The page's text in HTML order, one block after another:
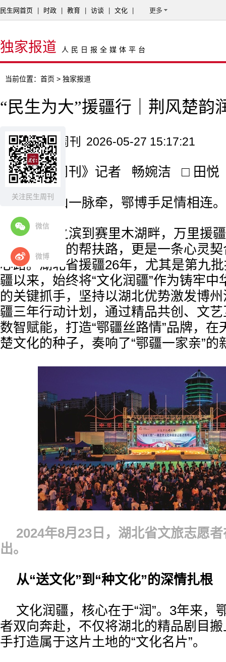
关注民生周刊
微信
微博
民生网首页 时政 教育 访谈 文化 更多
独家报道 人民日报全媒体平台
当前位置： 首页 > 独家报道
“民生为大”援疆行｜荆风楚韵
来源：民生周刊 2026-05-27 15:17:21
《民生周刊》记者 畅婉洁 □ 田悦
长江天山一脉牵，鄂博手足情相连。
从长江之滨到赛里木湖畔，万里援
经济与民生的帮扶路，更是一条心灵
心路。湖北省援疆26年，尤其是第九
疆以来，始终将“文化润疆”作为铸牢中
的关键抓手，坚持以湖北优势激发博
疆三年行动计划，通过精品共创、文
数智赋能，打造“鄂疆丝路情”品牌，在
楚文化的种子，奏响了“鄂疆一家亲”的
2024年8月23日，湖北省文旅志愿
出。
从“送文化”到“种文化”的深情扎根
文化润疆，核心在于“润”。3年来，
者双向奔赴，不仅将湖北的精品剧目
手打造属于这片土地的“文化名片”。